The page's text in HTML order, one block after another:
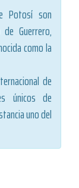
Potosí son
Guerrero,
como la
de
únicos de
uno del